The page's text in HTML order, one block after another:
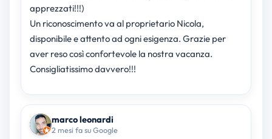
apprezzati!!!)
Un riconoscimento va al proprietario Nicola,
disponibile e attento ad ogni esigenza. Grazie per
aver reso così confortevole la nostra vacanza.
Consigliatissimo davvero!!!
marco leonardi
2 mesi fa su Google